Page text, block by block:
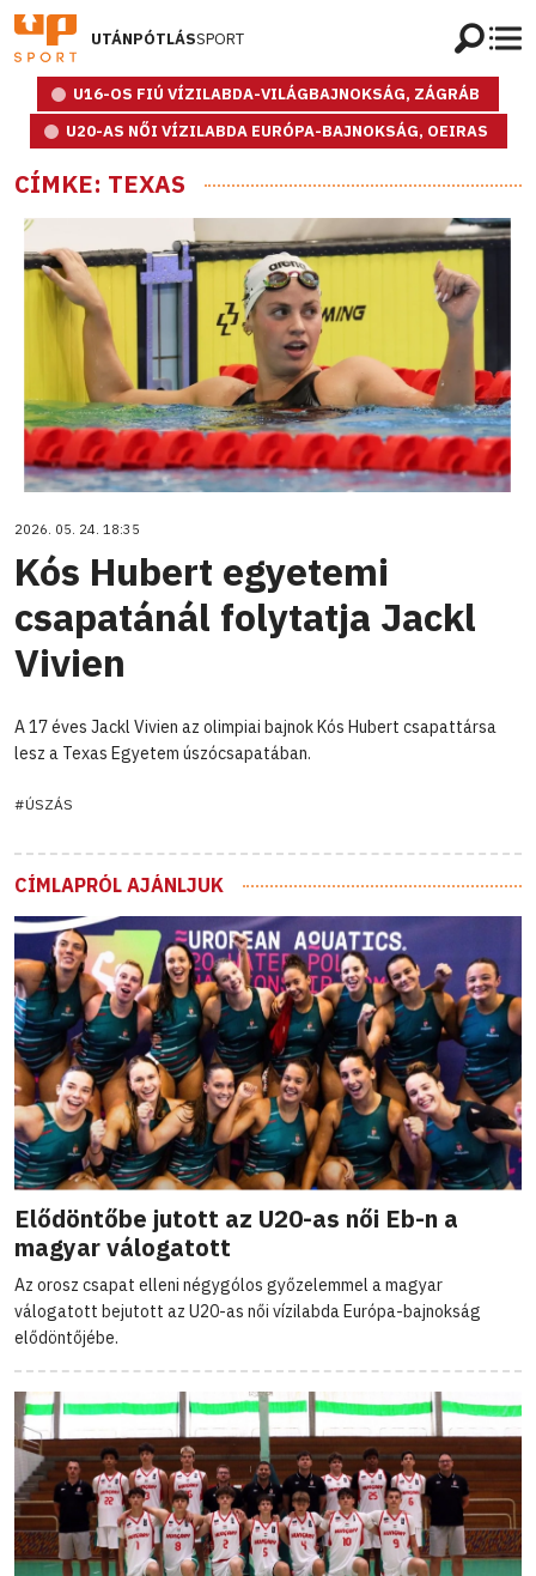
UTÁNPÓTLÁSSPORT
U16-OS FIÚ VÍZILABDA-VILÁGBAJNOKSÁG, ZÁGRÁB
U20-AS NŐI VÍZILABDA EURÓPA-BAJNOKSÁG, OEIRAS
CÍMKE: TEXAS
2026. 05. 24. 18:35
Kós Hubert egyetemi
csapatánál folytatja Jackl
Vivien
A 17 éves Jackl Vivien az olimpiai bajnok Kós Hubert csapattársa
lesz a Texas Egyetem úszócsapatában.
#ÚSZÁS
CÍMLAPRÓL AJÁNLJUK
Elődöntőbe jutott az U20-as női Eb-n a
magyar válogatott
Az orosz csapat elleni négygólos győzelemmel a magyar
válogatott bejutott az U20-as női vízilabda Európa-bajnokság
elődöntőjébe.